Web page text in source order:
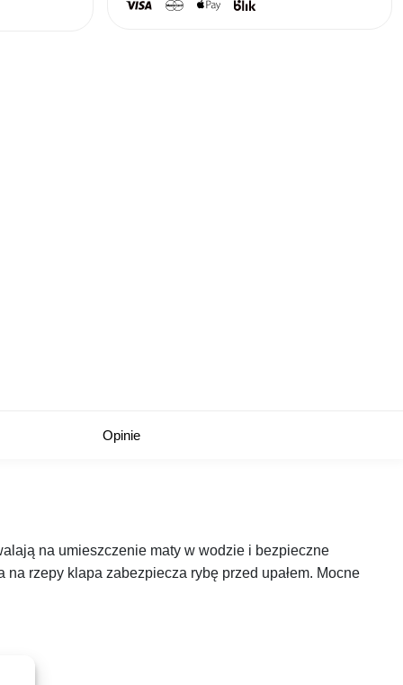
Opinie
na umieszczenie maty w wodzie i bezpieczne
rzepy klapa zabezpiecza rybę przed upałem. Mocne